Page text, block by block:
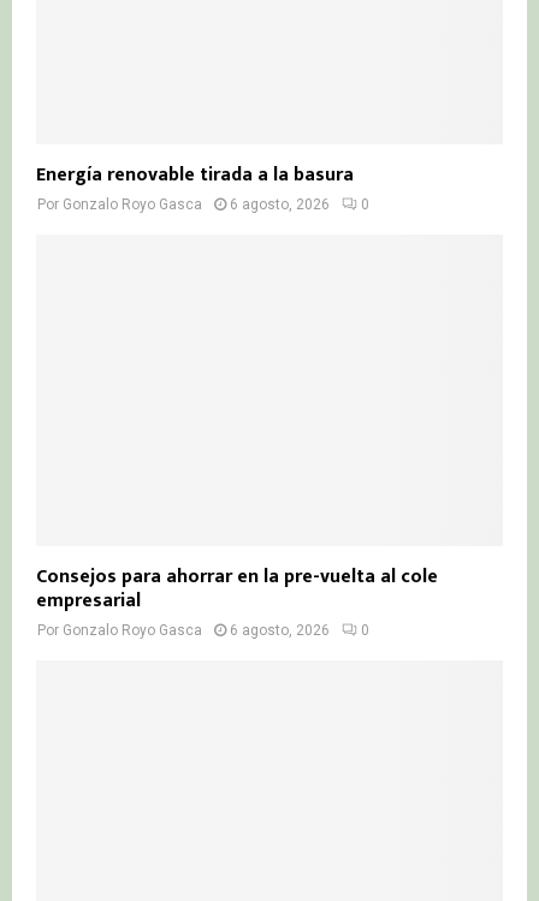
Energía renovable tirada a la basura
Por Gonzalo Royo Gasca 6 agosto, 2026 0
Consejos para ahorrar en la pre-vuelta al cole
empresarial
Por Gonzalo Royo Gasca 6 agosto, 2026 0